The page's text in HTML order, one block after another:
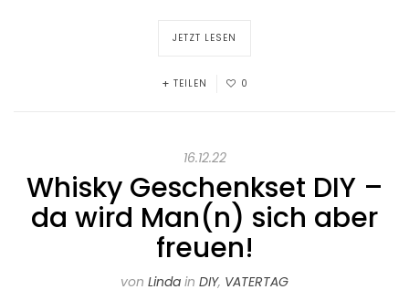
JETZT LESEN
TEILEN 0
16.12.22
Whisky Geschenkset DIY –
da wird Man(n) sich aber
freuen!
von Linda in DIY, VATERTAG